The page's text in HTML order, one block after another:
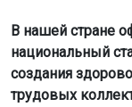
В нашей стране
национальный
создания
трудовых